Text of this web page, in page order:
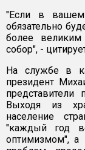
"Если в
обязательно
более
собор", -
На службе в
президент
представители
Выходя из
население
"каждый год
оптимизмом", а